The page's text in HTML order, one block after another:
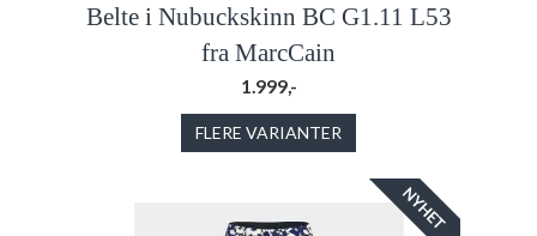
Belte i Nubuckskinn BC G1.11 L53
fra MarcCain
1.999,-
FLERE VARIANTER
NYHET